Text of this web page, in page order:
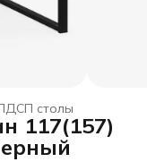
столы
117(157)